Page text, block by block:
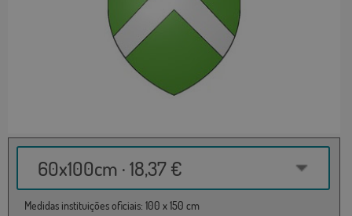
60x100cm · 18,37 €
Medidas instituições oficiais: 100 x 150 cm